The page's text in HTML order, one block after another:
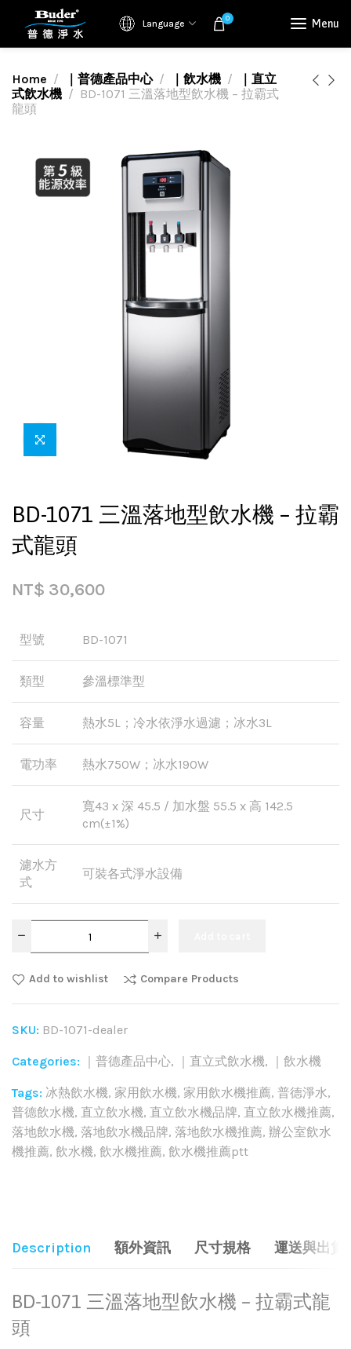
Language 0 Menu
Home ｜普德產品中心 ｜飲水機
｜直立
式飲水機
BD-1071 三溫落地型飲水機 – 拉霸式
龍頭
BD-1071 三溫落地型飲水機 – 拉霸
式龍頭
NT$ 30,600
型號 BD-1071
類型 參溫標準型
容量 熱水5L；冷水依淨水過濾；冰水3L
電功率 熱水750W；冰水190W
尺寸
寬43 x 深 45.5 / 加水盤 55.5 x 高 142.5
cm(±1%)
濾水方
式
可裝各式淨水設備
Add to wishlist Compare Products
SKU: BD-1071-dealer
Categories: ｜普德產品中心, ｜直立式飲水機, ｜飲水機
Tags: 冰熱飲水機, 家用飲水機, 家用飲水機推薦, 普德淨水,
普德飲水機, 直立飲水機, 直立飲水機品牌, 直立飲水機推薦,
落地飲水機, 落地飲水機品牌, 落地飲水機推薦, 辦公室飲水
機推薦, 飲水機, 飲水機推薦, 飲水機推薦ptt
Description 額外資訊 尺寸規格 運送與出貨
BD-1071 三溫落地型飲水機 – 拉霸式龍
頭